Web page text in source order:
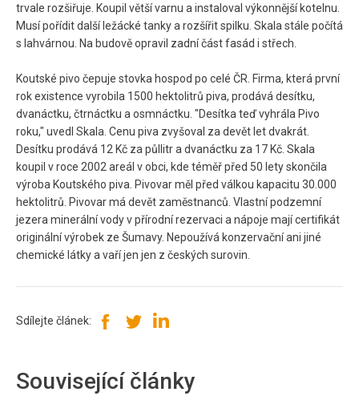
trvale rozšiřuje. Koupil větší varnu a instaloval výkonnější kotelnu.
Musí pořídit další ležácké tanky a rozšířit spilku. Skala stále počítá
s lahvárnou. Na budově opravil zadní část fasád i střech.
Koutské pivo čepuje stovka hospod po celé ČR. Firma, která první
rok existence vyrobila 1500 hektolitrů piva, prodává desítku,
dvanáctku, čtrnáctku a osmnáctku. "Desítka teď vyhrála Pivo
roku," uvedl Skala. Cenu piva zvyšoval za devět let dvakrát.
Desítku prodává 12 Kč za půllitr a dvanáctku za 17 Kč. Skala
koupil v roce 2002 areál v obci, kde téměř před 50 lety skončila
výroba Koutského piva. Pivovar měl před válkou kapacitu 30.000
hektolitrů. Pivovar má devět zaměstnanců. Vlastní podzemní
jezera minerální vody v přírodní rezervaci a nápoje mají certifikát
originální výrobek ze Šumavy. Nepoužívá konzervační ani jiné
chemické látky a vaří jen jen z českých surovin.
Sdílejte článek:
Související články